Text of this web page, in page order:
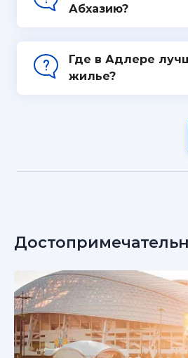
Абхазию?
Где в Адлере
жилье?